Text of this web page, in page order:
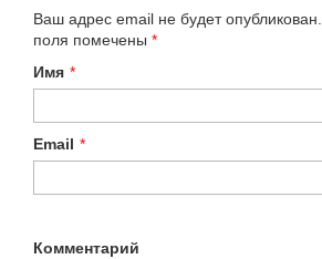
Ваш адрес email не будет опубликован.
поля помечены *
Имя *
Email *
Комментарий